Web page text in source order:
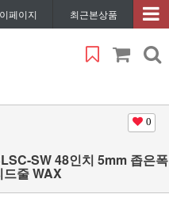
페이지 최근본상품
0
SW 48인치 5mm 좁은폭
드줄 WAX